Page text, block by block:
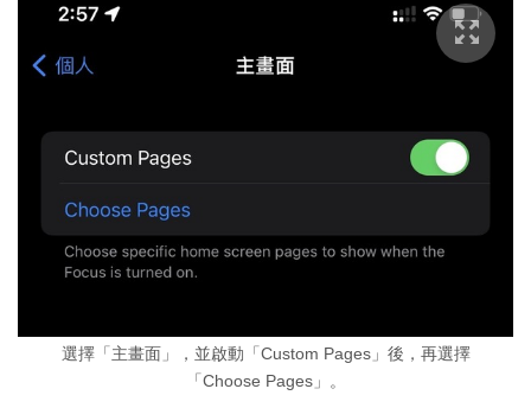
選擇「主畫面」，並啟動「Custom Pages」後，再選擇
「Choose Pages」。